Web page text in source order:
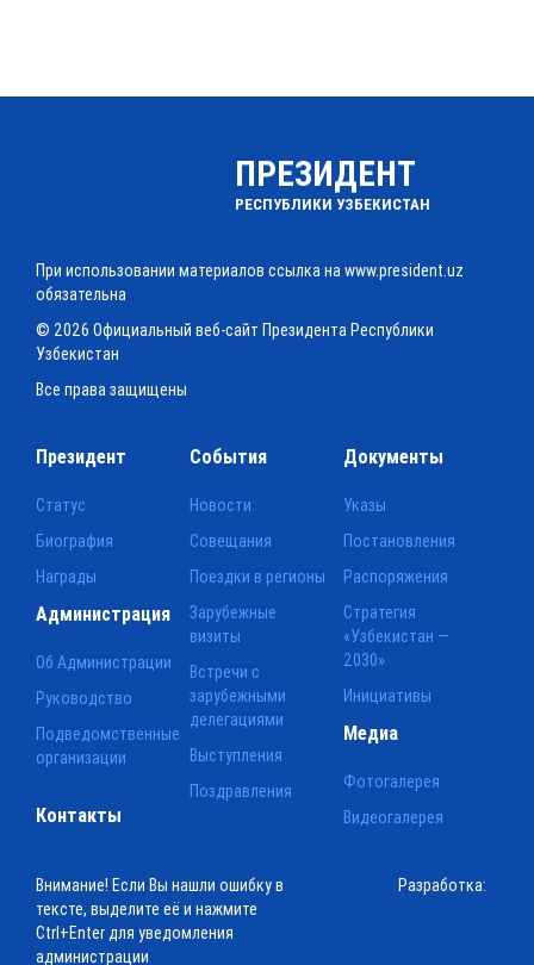
ПРЕЗИДЕНТ
РЕСПУБЛИКИ УЗБЕКИСТАН
При использовании материалов ссылка на www.president.uz
обязательна
© 2026 Официальный веб-сайт Президента Республики
Узбекистан
Все права защищены
Президент
Статус
Биография
Награды
События
Новости
Совещания
Поездки в регионы
Зарубежные
визиты
Встречи с
зарубежными
делегациями
Выступления
Поздравления
Документы
Указы
Постановления
Распоряжения
Стратегия
«Узбекистан —
2030»
Инициативы
Администрация
Об Администрации
Руководство
Подведомственные
организации
Медиа
Фотогалерея
Видеогалерея
Контакты
Внимание! Если Вы нашли ошибку в
тексте, выделите её и нажмите
Ctrl+Enter для уведомления
администрации
Разработка: